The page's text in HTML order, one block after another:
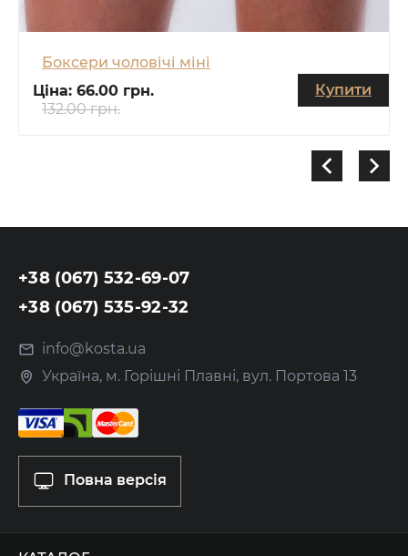
Боксери чоловічі міні
Ціна: 66.00 грн.
132.00 грн.
Купити
+38 (067) 532-69-07
+38 (067) 535-92-32
info@kosta.ua
Україна, м. Горішні Плавні, вул. Портова 13
Повна версія